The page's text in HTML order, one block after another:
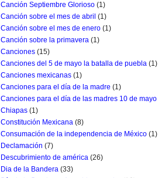
Canción Septiembre Glorioso (1)
Canción sobre el mes de abril (1)
Canción sobre el mes de enero (1)
Canción sobre la primavera (1)
Canciones (15)
Canciones del 5 de mayo la batalla de puebla (1)
Canciones mexicanas (1)
Canciones para el día de la madre (1)
Canciones para el día de las madres 10 de mayo
Chiapas (1)
Constitución Mexicana (8)
Consumación de la independencia de México (1)
Declamación (7)
Descubrimiento de américa (26)
Dia de la Bandera (33)